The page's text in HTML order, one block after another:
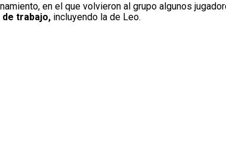
en el que volvieron al grupo algunos
trabajo, incluyendo la de Leo.